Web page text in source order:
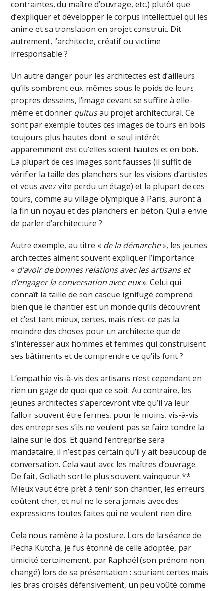
contraintes, du maître d’ouvrage, etc.) plutôt que
d’expliquer et développer le corpus intellectuel qui les
anime et sa translation en projet construit. Dit
autrement, l’architecte, créatif ou victime
irresponsable ?
Un autre danger pour les architectes est d’ailleurs
qu’ils sombrent eux-mêmes sous le poids de leurs
propres desseins, l’image devant se suffire à elle-
même et donner quitusau projet architectural. Ce
sont par exemple toutes ces images de tours en bois
toujours plus hautes dont le seul intérêt
apparemment est qu’elles soient hautes et en bois.
La plupart de ces images sont fausses (il suffit de
vérifier la taille des planchers sur les visions d’artistes
et vous avez vite perdu un étage) et la plupart de ces
tours, comme au village olympique à Paris, auront à
la fin un noyau et des planchers en béton. Qui a envie
de parler d’architecture ?
Autre exemple, au titre « de la démarche», les jeunes
architectes aiment souvent expliquer l’importance
« d’avoir de bonnes relations avec les artisans et
d’engager la conversation avec eux». Celui qui
connaît la taille de son casque ignifugé comprend
bien que le chantier est un monde qu’ils découvrent
et c’est tant mieux, certes, mais n’est-ce pas la
moindre des choses pour un architecte que de
s’intéresser aux hommes et femmes qui construisent
ses bâtiments et de comprendre ce qu’ils font ?
L’empathie vis-à-vis des artisans n’est cependant en
rien un gage de quoi que ce soit. Au contraire, les
jeunes architectes s’apercevront vite qu’il va leur
falloir souvent être fermes, pour le moins, vis-à-vis
des entreprises s’ils ne veulent pas se faire tondre la
laine sur le dos. Et quand l’entreprise sera
mandataire, il n’est pas certain qu’il y ait beaucoup de
conversation. Cela vaut avec les maîtres d’ouvrage.
De fait, Goliath sort le plus souvent vainqueur.**
Mieux vaut être prêt à tenir son chantier, les erreurs
coûtent cher, et nul ne le sera jamais avec des
expressions toutes faites qui ne veulent rien dire.
Cela nous ramène à la posture. Lors de la séance de
Pecha Kutcha, je fus étonné de celle adoptée, par
timidité certainement, par Raphaël (son prénom non
changé) lors de sa présentation : souriant certes mais
les bras croisés défensivement, un peu voûté comme